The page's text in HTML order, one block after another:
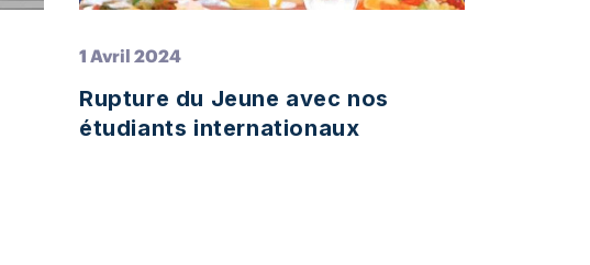
1 Avril 2024
Rupture du Jeune avec nos
étudiants internationaux